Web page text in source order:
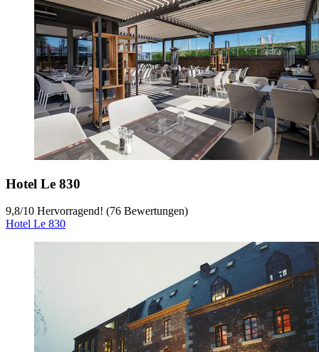
Hotel Le 830
9,8/10 Hervorragend! (76 Bewertungen)
Hotel Le 830